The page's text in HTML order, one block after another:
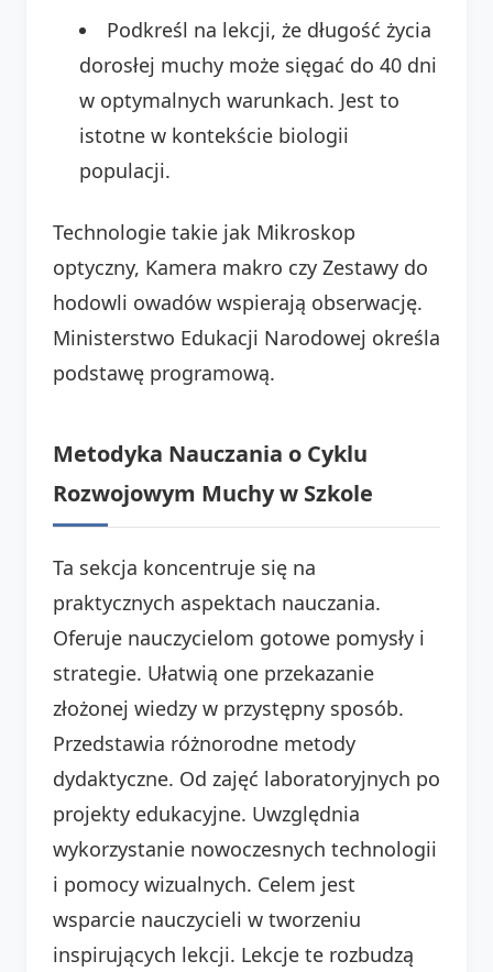
Podkreśl na lekcji, że długość życia
dorosłej muchy może sięgać do 40 dni
w optymalnych warunkach. Jest to
istotne w kontekście biologii
populacji.
Technologie takie jak Mikroskop
optyczny, Kamera makro czy Zestawy do
hodowli owadów wspierają obserwację.
Ministerstwo Edukacji Narodowej określa
podstawę programową.
Metodyka Nauczania o Cyklu
Rozwojowym Muchy w Szkole
Ta sekcja koncentruje się na
praktycznych aspektach nauczania.
Oferuje nauczycielom gotowe pomysły i
strategie. Ułatwią one przekazanie
złożonej wiedzy w przystępny sposób.
Przedstawia różnorodne metody
dydaktyczne. Od zajęć laboratoryjnych po
projekty edukacyjne. Uwzględnia
wykorzystanie nowoczesnych technologii
i pomocy wizualnych. Celem jest
wsparcie nauczycieli w tworzeniu
inspirujących lekcji. Lekcje te rozbudzą